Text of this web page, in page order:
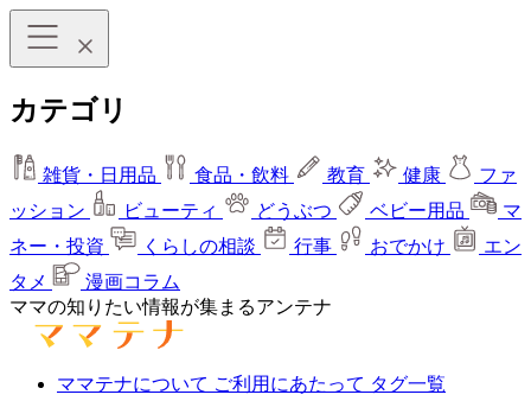
カテゴリ
雑貨・日用品 食品・飲料 教育 健康
ファ
ッション
ビューティ どうぶつ ベビー用品
マ
ネー・投資
くらしの相談 行事 おでかけ
エン
タメ
漫画コラム
ママの知りたい情報が集まるアンテナ
ママテナについて ご利用にあたって タグ一覧